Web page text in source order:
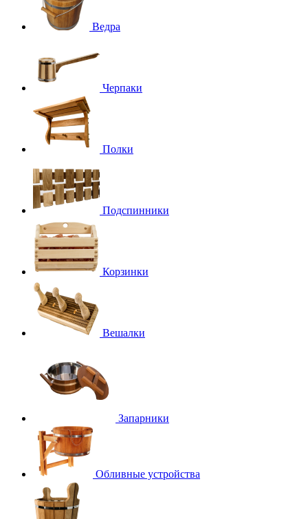
Ведра
Черпаки
Полки
Подспинники
Корзинки
Вешалки
Запарники
Обливные устройства